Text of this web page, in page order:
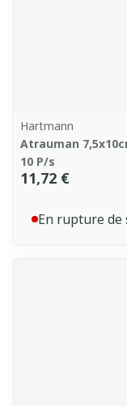
Hartmann
Atrauman
10 P/s
11,72 €
En rupture de